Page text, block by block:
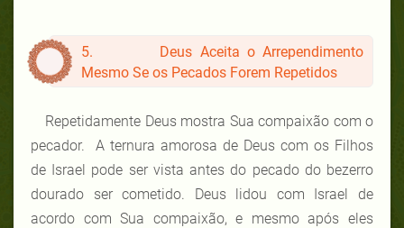
5. Deus Aceita o Arrependimento
Mesmo Se os Pecados Forem Repetidos
Repetidamente Deus mostra Sua compaixão com o
pecador. A ternura amorosa de Deus com os Filhos
de Israel pode ser vista antes do pecado do bezerro
dourado ser cometido. Deus lidou com Israel de
acordo com Sua compaixão, e mesmo após eles